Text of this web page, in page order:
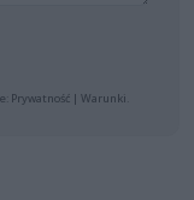
Prywatność | Warunki